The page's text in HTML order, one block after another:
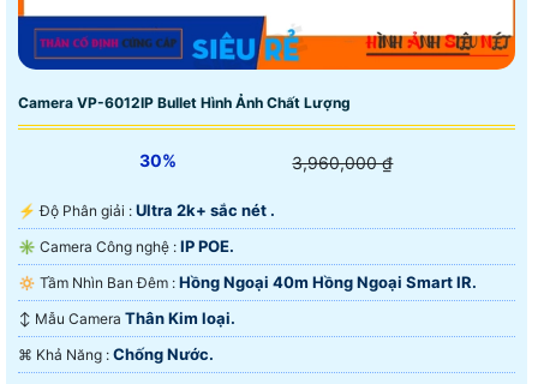
Camera VP-6012IP Bullet Hình Ảnh Chất Lượng
30% 3,960,000 ₫
️⚡ Độ Phân giải : Ultra 2k+ sắc nét .
✳️ Camera Công nghệ : IP POE.
🔅 Tầm Nhìn Ban Đêm : Hồng Ngoại 40m Hồng Ngoại Smart IR.
↕️ Mẫu Camera Thân Kim loại.
️⌘ Khả Năng : Chống Nước.